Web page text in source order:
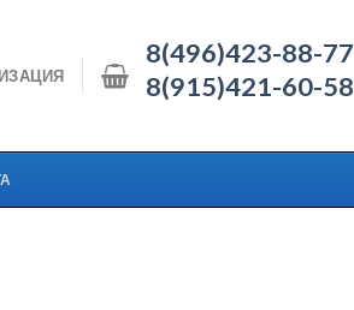
8(496)423-88-77
8(915)421-60-58